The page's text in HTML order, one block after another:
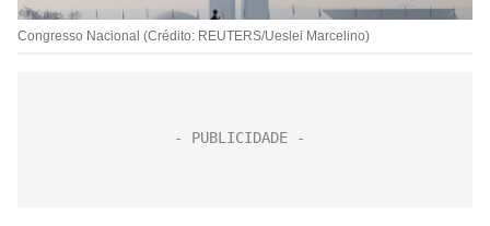
Congresso Nacional (Crédito: REUTERS/Ueslei Marcelino)